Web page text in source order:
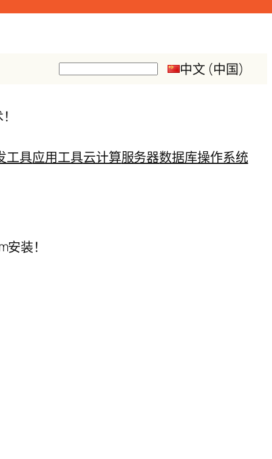
搜
中文 (中国)
工具应用工具云计算服务器数据库操作系统
装！